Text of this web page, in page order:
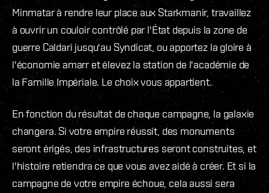
Minmatar à rendre leur place aux Starkmanir, travaillez
à ouvrir un couloir contrôlé par l'État depuis la zone de
guerre Caldari jusqu'au Syndicat, ou apportez la gloire à
l'économie amarr et élevez la station de l'académie de
la Famille Impériale. Le choix vous appartient.
En fonction du résultat de chaque campagne, la galaxie
changera. Si votre empire réussit, des monuments
seront érigés, des infrastructures seront construites, et
l'histoire retiendra ce que vous avez aidé à créer. Et si la
campagne de votre empire échoue, cela aussi sera